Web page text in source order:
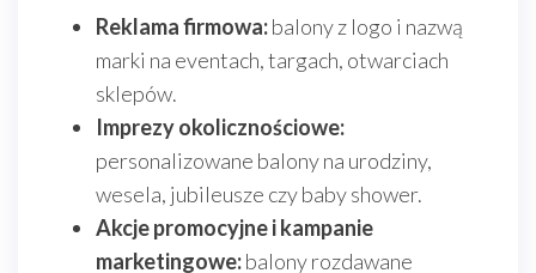
Reklama firmowa:balony z logo i nazwą
marki na eventach, targach, otwarciach
sklepów.
Imprezy okolicznościowe:
personalizowane balony na urodziny,
wesela, jubileusze czy baby shower.
Akcje promocyjne i kampanie
marketingowe:balony rozdawane